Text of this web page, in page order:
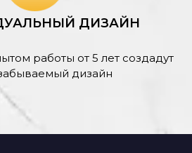
ДИЗАЙН
работы от 5 лет создадут
дизайн